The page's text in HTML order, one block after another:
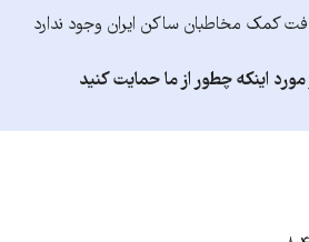
کمک مخاطبان ساکن ایران وجود ندارد
اینکه چطور از ما حمایت کنید